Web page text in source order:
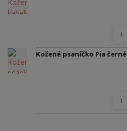
Kožené psaníčko Pia černé